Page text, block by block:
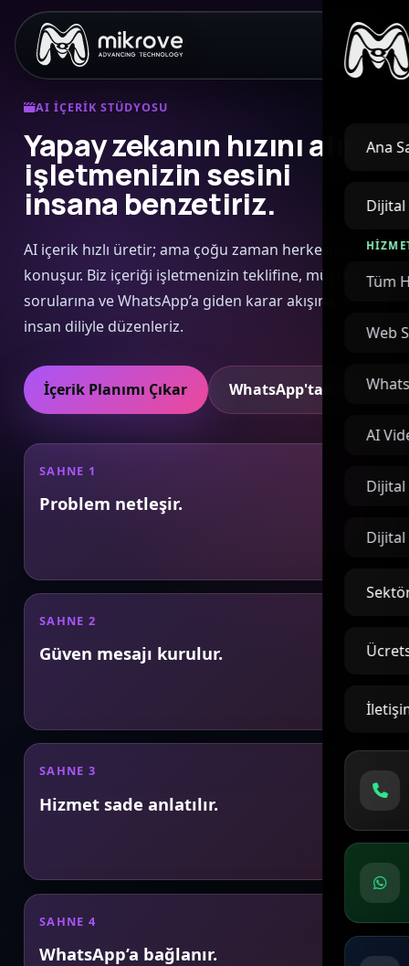
Ana
Dijital
Tüm
Web
AI
Dijital
Dijital
AI IÇERIK STÜDYOSU
Yapay zekanın hızını alır,
işletmenizin sesini
insana benzetiriz.
AI içerik hızlı üretir; ama çoğu zaman herkesinki gibi
konuşur. Biz içeriği işletmenizin teklifine, müşteri
sorularına ve WhatsApp’a giden karar akışına göre
insan diliyle düzenleriz.
İçerik Planımı Çıkar WhatsApp'tan Yaz
SAHNE 1
Problem netleşir.
SAHNE 2
Güven mesajı kurulur.
SAHNE 3
Hizmet sade anlatılır.
SAHNE 4
WhatsApp’a bağlanır.